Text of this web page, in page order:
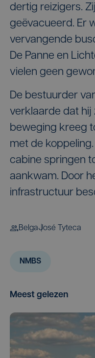
dertig reizigers.
geëvacueerd. Er
vervangende
De Panne en
vielen geen
De bestuurder
verklaarde dat hij
beweging kreeg
met de
cabine springen
aankwam. Door
infrastructuur
BelgaJosé Tyteca
NMBS
Meest gelezen